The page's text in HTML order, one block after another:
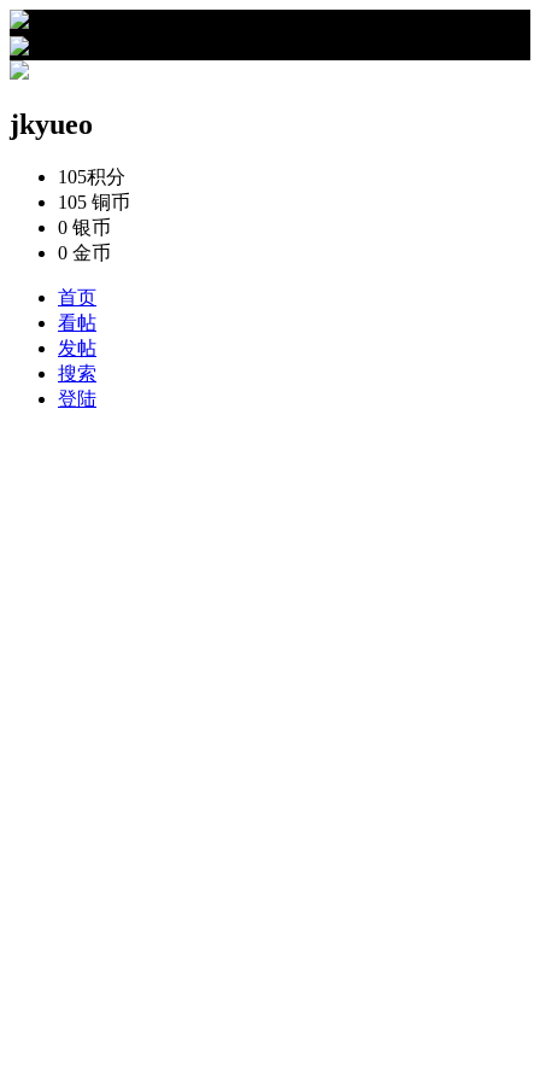
jkyueo
105积分
105 铜币
0 银币
0 金币
首页
看帖
发帖
搜索
登陆